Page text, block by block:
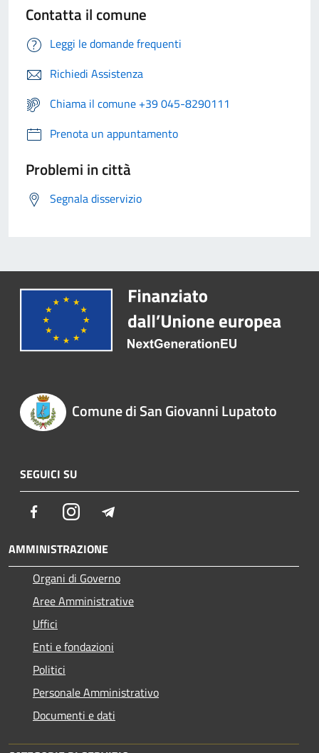
Contatta il comune
Leggi le domande frequenti
Richiedi Assistenza
Chiama il comune +39 045-8290111
Prenota un appuntamento
Problemi in città
Segnala disservizio
Comune di San Giovanni Lupatoto
SEGUICI SU
FacebookInstagram
AMMINISTRAZIONE
Organi di Governo
Aree Amministrative
Uffici
Enti e fondazioni
Politici
Personale Amministrativo
Documenti e dati